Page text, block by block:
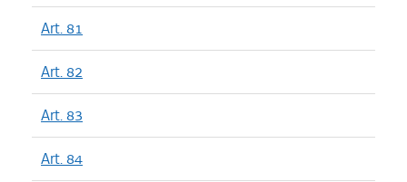
Art. 81
Art. 82
Art. 83
Art. 84